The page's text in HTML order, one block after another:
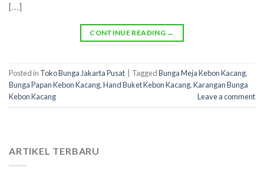
[…]
CONTINUE READING →
Posted in Toko Bunga Jakarta Pusat TaggedBunga Meja Kebon Kacang,
Bunga Papan Kebon Kacang,Hand Buket Kebon Kacang,Karangan Bunga
Kebon Kacang
Leave a comment
ARTIKEL TERBARU